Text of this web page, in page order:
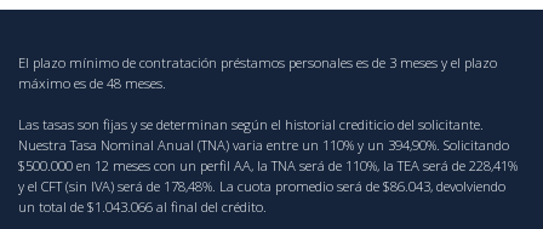
El plazo mínimo de contratación préstamos personales es de 3 meses y el plazo
máximo es de 48 meses.
Las tasas son fijas y se determinan según el historial crediticio del solicitante.
Nuestra Tasa Nominal Anual (TNA) varia entre un 110% y un 394,90%. Solicitando
$500.000 en 12 meses con un perfil AA, la TNA será de 110%, la TEA será de 228,41%
y el CFT (sin IVA) será de 178,48%. La cuota promedio será de $86.043, devolviendo
un total de $1.043.066 al final del crédito.